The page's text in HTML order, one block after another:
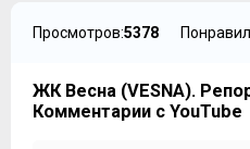
можно от крайних станций
Западной», «Румянцева»,
пешком.
Просмотров:5378
ЖК Весна (VESNA).
Комментарии с YouTube